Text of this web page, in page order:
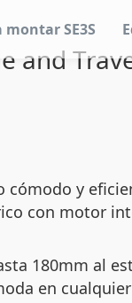
SE3S
and
cómodo y
con motor
180mm al
en